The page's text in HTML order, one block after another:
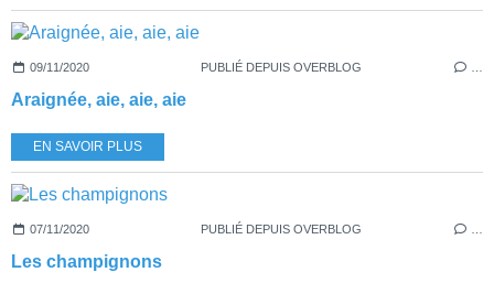
09/11/2020 PUBLIÉ DEPUIS OVERBLOG
Araignée, aie, aie, aie
EN SAVOIR PLUS
07/11/2020 PUBLIÉ DEPUIS OVERBLOG
Les champignons